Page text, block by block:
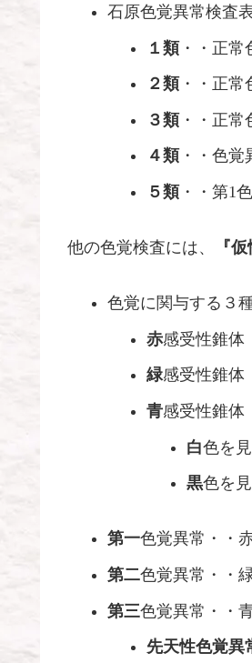
石原色覚異常検査
１類・・正常
２類 ・・正
３類・・正常
４類 ・・色
５類・・第1
他の色覚検査には、 『
色覚に関与する３
赤感受性錐体
緑感受性錐体
青感受性錐体
白色を見
黒色を見
第一色覚異常・・
第二色覚異常・・
第三色覚異常・・
先天性色覚異